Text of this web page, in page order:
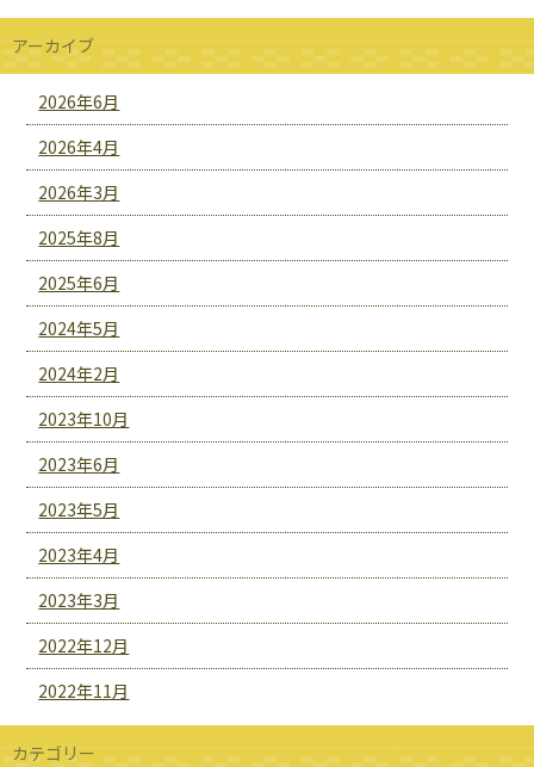
アーカイブ
2026年6月
2026年4月
2026年3月
2025年8月
2025年6月
2024年5月
2024年2月
2023年10月
2023年6月
2023年5月
2023年4月
2023年3月
2022年12月
2022年11月
カテゴリー